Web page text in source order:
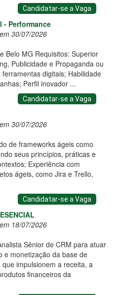
Candidatar-se a Vaga
- Performance
30/07/2026
Belo MG Requisitos: Superior
Publicidade e Propaganda ou
digitais; Habilidade
Perfil inovador ...
Candidatar-se a Vaga
30/07/2026
de frameworks ágeis como
seus princípios, práticas e
Experiência com
ágeis, como Jira e Trello,
Candidatar-se a Vaga
18/07/2026
Sênior de CRM para atuar
e monetização da base de
impulsionem a receita, a
financeiros da